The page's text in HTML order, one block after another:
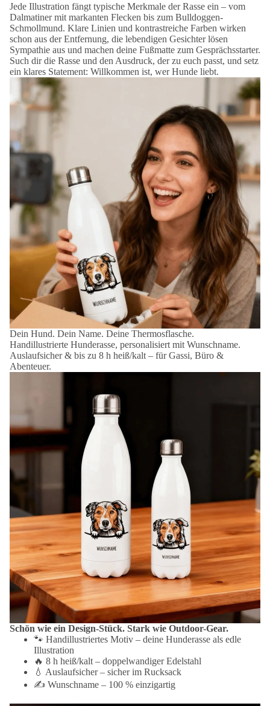
Jede Illustration fängt typische Merkmale der Rasse ein – vom
Dalmatiner mit markanten Flecken bis zum Bulldoggen-
Schmollmund. Klare Linien und kontrastreiche Farben wirken
schon aus der Entfernung, die lebendigen Gesichter lösen
Sympathie aus und machen deine Fußmatte zum Gesprächsstarter.
Such dir die Rasse und den Ausdruck, der zu euch passt, und setz
ein klares Statement: Willkommen ist, wer Hunde liebt.
Dein Hund. Dein Name. Deine Thermosflasche.
Handillustrierte Hunderasse, personalisiert mit Wunschname.
Auslaufsicher & bis zu 8 h heiß/kalt – für Gassi, Büro &
Abenteuer.
Schön wie ein Design-Stück. Stark wie Outdoor-Gear.
🐾 Handillustriertes Motiv – deine Hunderasse als edle
Illustration
🔥 8 h heiß/kalt – doppelwandiger Edelstahl
💧 Auslaufsicher – sicher im Rucksack
✍️ Wunschname – 100 % einzigartig